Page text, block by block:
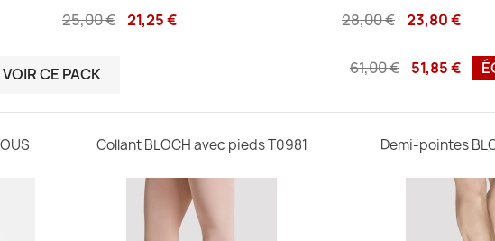
25,00 € 21,25 € 28,00 € 23,80 €
VOIR CE PACK 61,00 € 51,85 €
Collant BLOCH avec pieds T0981 Demi-pointes